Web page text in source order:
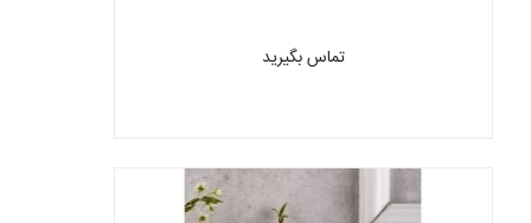
تماس بگیرید